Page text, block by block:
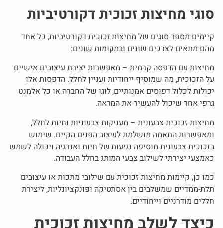
סוגי מחיצות זכוכית דקורטיביות
קיימים מספר סוגים של מחיצות זכוכית דקורטיביות, כל אחד
מהם מתאים לצרכים שונים ובמקומות שונים:
מחיצות עם הדפסה קרמית – מאפשרות יצירת עיצובים אישיים
על הזכוכית, מה שמוסיף ייחודיות ועניין לחלל. הדפסות אלו
יכולות לכלול דפוסים אמנותיים, לוגו של החברה או כל אלמנט
גרפי אחר שיכול להעשיר את המראה.
מחיצות זכוכית צבעונית – מעניקות צבעוניות וחיות לחלל,
ומאפשרות התאמה מושלמת לעיצוב הפנים הקיים. שימוש
בזכוכית צבעונית מוסיפה נגיעות של חיות ואנרגיה ויכולה לשמש
כאמצעי יצירתי לשילוב צבעי המותג בחלל העבודה.
כמו כן, קיימות מחיצות זכוכית עם שילובי מתכות או עיצובים
תלת-ממדיים שמשלבים בין אסתטיקה ופונקציונליות, ליצירת
חללים מודרניים וייחודיים.